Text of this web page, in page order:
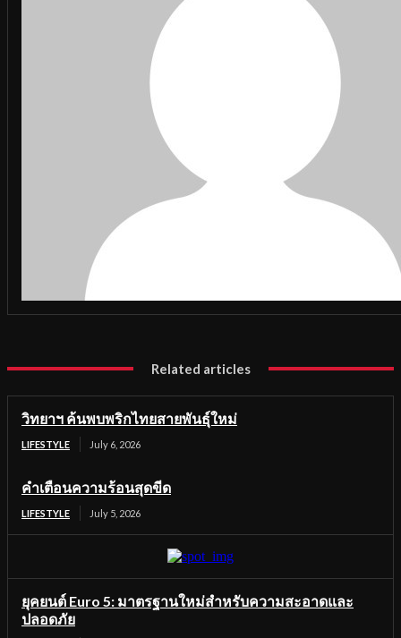
Related articles
วิทยาฯ ค้นพบพริกไทยสายพันธุ์ใหม่
LIFESTYLE July 6, 2026
คำเตือนความร้อนสุดขีด
LIFESTYLE July 5, 2026
ยุคยนต์ Euro 5: มาตรฐานใหม่สำหรับความสะอาดและ
ปลอดภัย